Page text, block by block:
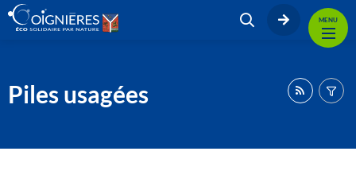
MENU
Piles usagées